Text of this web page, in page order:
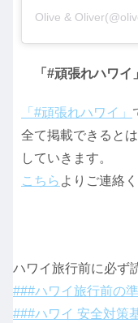
「#頑張れハワイ
「#頑張れハワイ」
全て掲載できると
していきます。
こちら よりご連絡
ハワイ旅行前に必ず
###ハワイ旅行前の
###ハワイ 安全対策